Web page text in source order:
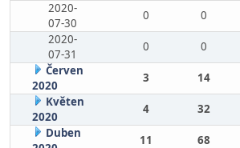
2020-
07-30
0 0
2020-
07-31
0 0
Červen
2020
3 14
Květen
2020
4 32
Duben
11 68